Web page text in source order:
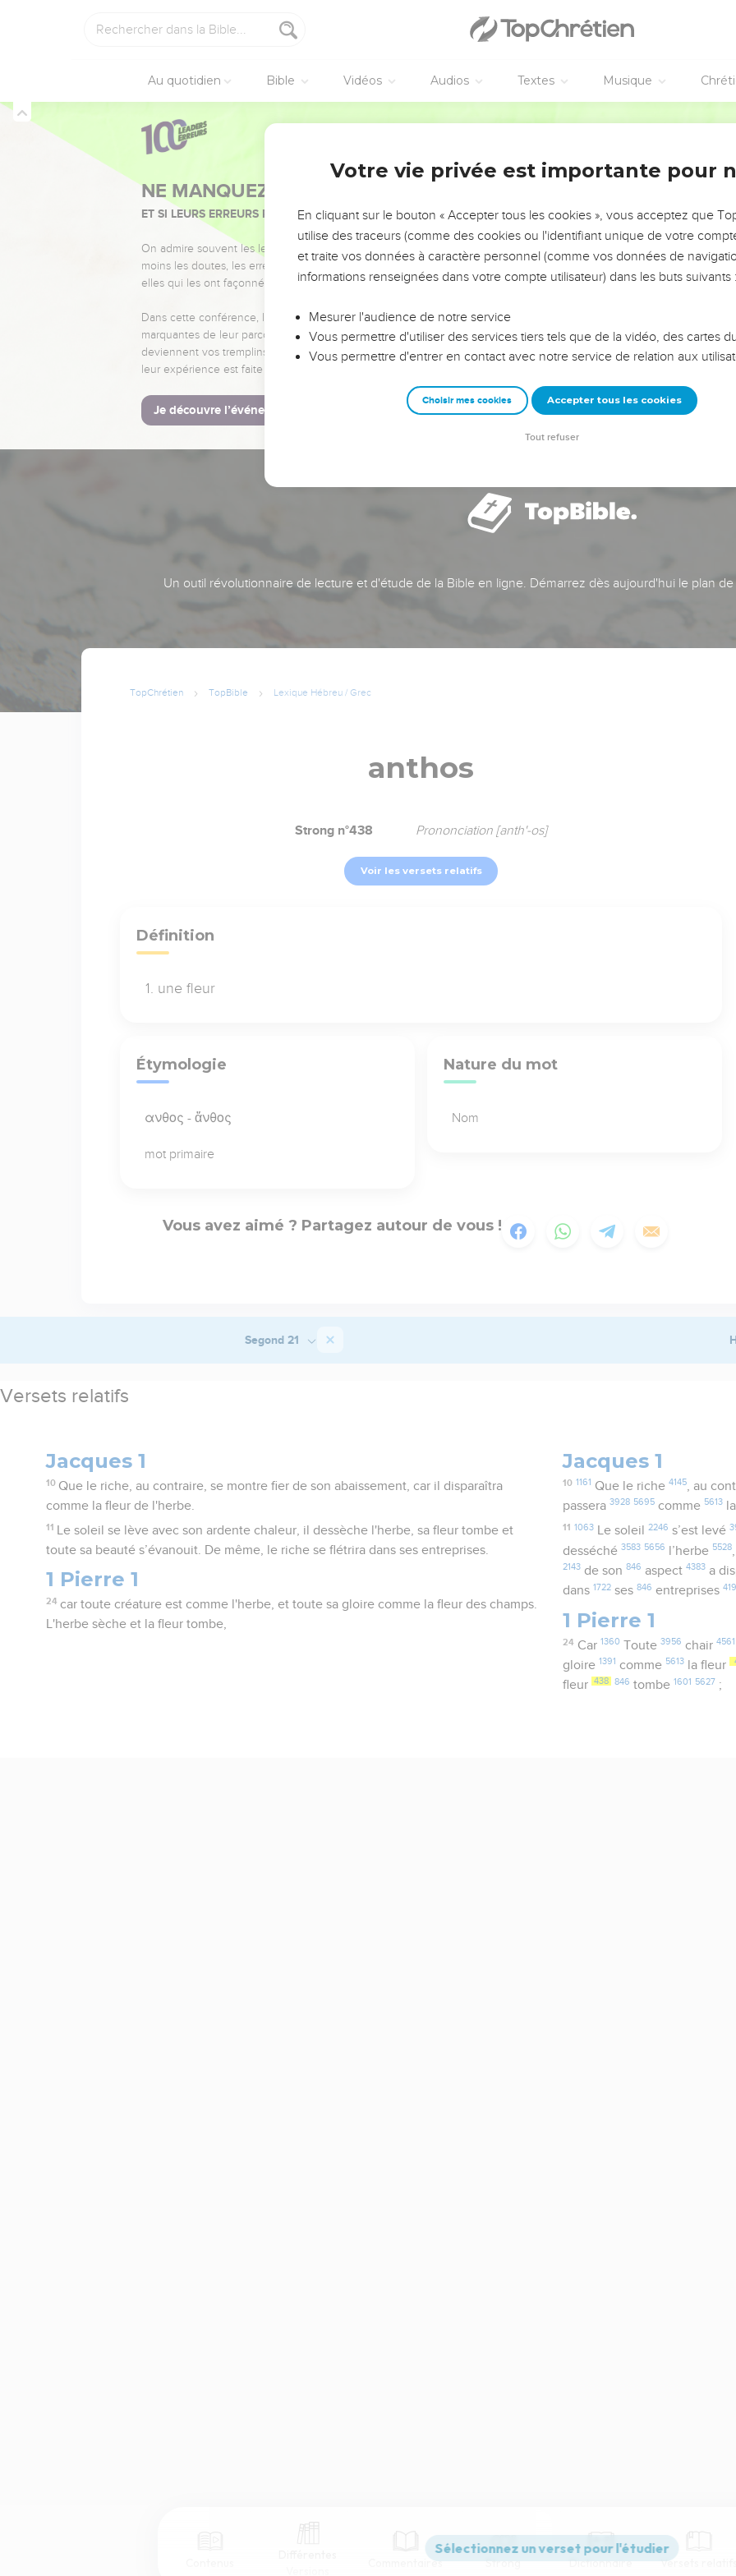
Au quotidien Bible Vidéos Audios Textes Musique
NE MANQUEZ PAS L’ÉVÉNEMENT DE L’ANNÉE !
ET SI LEURS ERREURS POUVAIENT VOUS ÉVITER LES VOTRES ?
On admire souvent les leaders pour leurs réussites, leur impact, leur foi ou leur vision. Mais on voit
moins les doutes, les erreurs et les saisons difficiles qu'ils ont traversés, alors même que ce sont
elles qui les ont façonnés.
Dans cette conférence, leaders, entrepreneurs, et responsables reviennent sur les erreurs
marquantes de leur parcours et les clés pour avancer avec plus de sagesse afin que leurs erreurs
deviennent vos tremplins. Que vous guidiez un ministère, une équipe, un groupe ou une famille,
leur expérience est faite pour vous.
Je découvre l’événement
Un outil révolutionnaire de lecture et d'étude de la Bible en ligne. Démarrez dès aujourd'hui le plan
TopChrétien TopBible Lexique Hébreu / Grec
anthos
Strong n°438 Prononciation [anth'-os]
Voir les versets relatifs
Définition
une fleur
Étymologie
ανθος - ἄνθος
mot primaire
Nature du mot
Nom
Vous avez aimé ? Partagez autour de vous !
Commentaires Strong Dictionnaire Versets relatifs
Segond 21
Versets relatifs
Jacques 1
10 Que le riche, au contraire, se montre fier de son abaissement, car il disparaîtra
comme la fleur de l'herbe.
11
Le soleil se lève avec son ardente chaleur, il dessèche l'herbe, sa fleur tombe et
toute sa beauté s’évanouit. De même, le riche se flétrira dans ses entreprises.
1 Pierre 1
24 car toute créature est comme l'herbe, et toute sa gloire comme la fleur des champs.
L'herbe sèche et la fleur tombe,
Jacques 1
10 1161 Que le riche 4145, au
passera3928 5695 comme 5613
11 1063Le soleil 2246 s’est levé
desséché3583 5656 l’herbe 5528
2143 de son846 aspect4383 a
dans 1722 ses846 entreprises
1 Pierre 1
24 Car 1360 Toute 3956 chair 4561
gloire 1391 comme 5613 la fleur
fleur 438 846 tombe 1601 5627 ;
Votre vie privée est importante pour
En cliquant sur le bouton « Accepter tous les cookies », vous acceptez que
utilise des traceurs (comme des cookies ou l'identifiant unique de votre
et traite vos données à caractère personnel (comme vos données de
informations renseignées dans votre compte utilisateur) dans les buts suivants :
Mesurer l'audience de notre service
Vous permettre d'utiliser des services tiers tels que de la vidéo, des cartes
Vous permettre d'entrer en contact avec notre service de relation aux
Choisir mes cookies Accepter tous les cookies
Tout refuser